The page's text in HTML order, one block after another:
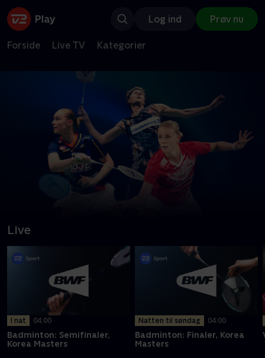
Log ind Prøv nu
Forside Live TV Kategorier
Live
I nat 04.00
Badminton: Semifinaler,
Korea Masters
Natten til søndag 04.00
Badminton: Finaler, Korea
Masters